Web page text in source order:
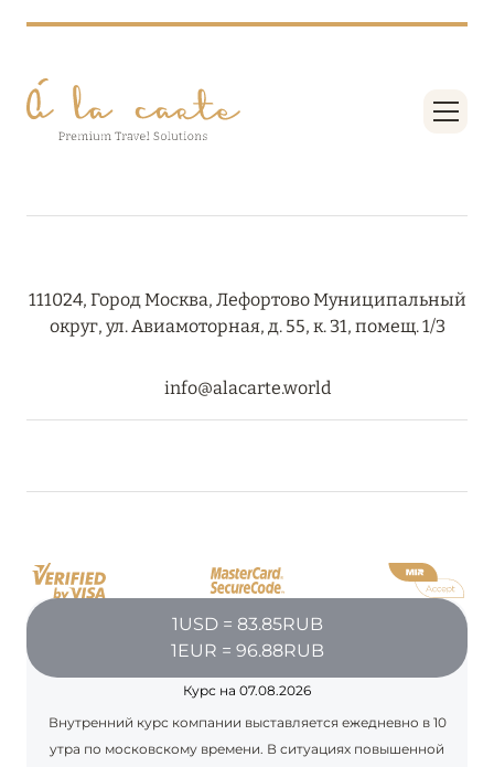
MANDARIN ORIENTAL JUMEIRA, DUBAI:
СКИДКИ ДО 30 % ОТ СУММЫ КОНТРАКТА НА
РАЗМЕЩЕНИЕ ВЕСНОЙ
RIXOS PREMIUM SAADIYAT ISLAND ABU DHABI:
КОНЦЕПЦИЯ «ВСЁ ВКЛЮЧЕНО – ВСЁ
111024, Город Москва, Лефортово Муниципальный
округ, ул. Авиамоторная, д. 55, к. 31, помещ. 1/3
info@alacarte.world
1USD = 83.85RUB
1EUR = 96.88RUB
Курс на 07.08.2026
Внутренний курс компании выставляется ежедневно в 10
утра по московскому времени. В ситуациях повышенной